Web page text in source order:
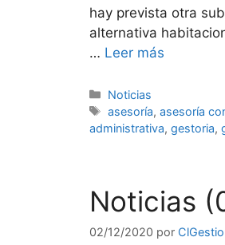
hay prevista otra
alternativa
… Leer más
Categorías
Noticias
Etiquetas
asesoría,asesoría
administrativa, gestoria,
Noticias
02/12/2020 por